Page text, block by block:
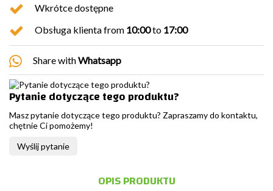
Wkrótce dostępne
Obsługa klienta from 10:00to 17:00
Share withWhatsapp
Pytanie dotyczące tego produktu?
Masz pytanie dotyczące tego produktu? Zapraszamy do kontaktu,
chętnie Ci pomożemy!
Wyślij pytanie
OPIS PRODUKTU